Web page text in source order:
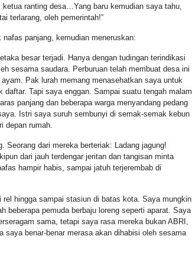
ranting desa…Yang baru kemudian saya tahu,
terlarang, oleh pemerintah!”
panjang, kemudian meneruskan:
besar terjadi. Hanya dengan tudingan terindikasi
sesama saudara. Perburuan telah membuat desa ini
Pak lurah memang menasehatkan saya untuk
Tapi saya enggan. Sampai suatu tengah malam
panjang dan beberapa warga menyandang pedang
Istri saya suruh sembunyi di semak-semak kebun
depan rumah.
Seorang dari mereka berteriak: Ladang jagung!
dari jauh terdengar jeritan dan tangisan minta
hampir habis, sampai jatuh terjerembab di
hingga sampai stasiun di batas kota. Saya mungkin
beberapa pemuda berbaju loreng seperti aparat. Saya
sama, tetapi saya rasa mereka bukan ABRI,
saya benar-benar merasa akan dihabisi oleh sesama